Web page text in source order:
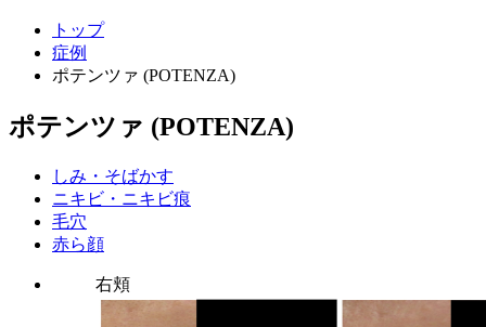
トップ
症例
ポテンツァ (POTENZA)
ポテンツァ (POTENZA)
しみ・そばかす
ニキビ・ニキビ痕
毛穴
赤ら顔
右頬